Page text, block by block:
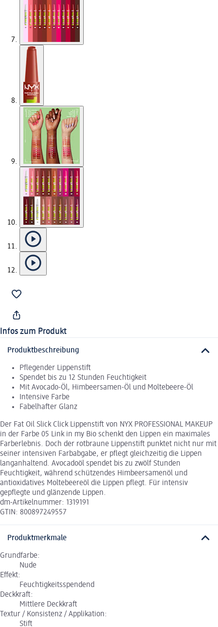
Infos zum Produkt
Produktbeschreibung
Pflegender Lippenstift
Spendet bis zu 12 Stunden Feuchtigkeit
Mit Avocado-Öl, Himbeersamen-Öl und Moltebeere-Öl
Intensive Farbe
Fabelhafter Glanz
Der Fat Oil Slick Click Lippenstift von NYX PROFESSIONAL MAKEUP
in der Farbe 05 Link in my Bio schenkt den Lippen ein maximales
Farberlebnis. Doch der rotbraune Lippenstift punktet nicht nur mit
seiner intensiven Farbabgabe, er pflegt gleichzeitig die Lippen
langanhaltend. Avocadoöl spendet bis zu zwölf Stunden
Feuchtigkeit, während schützendes Himbeersamenöl und
antioxidatives Moltebeereöl die Lippen pflegt. Für intensiv
gepflegte und glänzende Lippen.
dm-Artikelnummer: 1319191
GTIN: 800897249557
Produktmerkmale
Grundfarbe:
Nude
Effekt:
Feuchtigkeitsspendend
Deckkraft:
Mittlere Deckkraft
Textur / Konsistenz / Applikation:
Stift